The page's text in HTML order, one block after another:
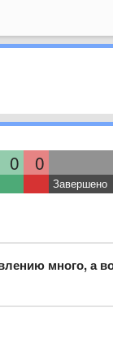
0 0
Завершено
много, а